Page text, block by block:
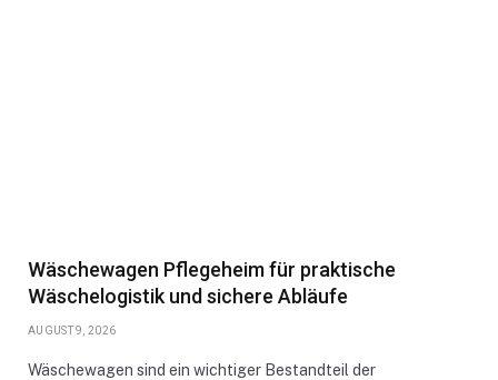
Wäschewagen Pflegeheim für praktische
Wäschelogistik und sichere Abläufe
AUGUST 9, 2026
Wäschewagen sind ein wichtiger Bestandteil der